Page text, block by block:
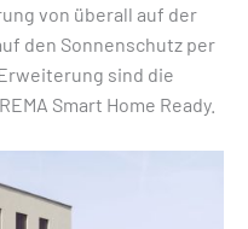
von überall auf der
den Sonnenschutz per
sind die
Smart Home Ready.